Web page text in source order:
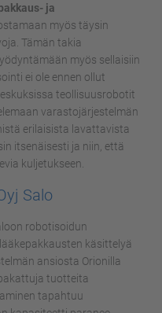
ja
myös täysin
Tämän takia
myös sellaisiin
ei ole ennen ollut
teollisuusrobotit
varastojärjestelmän
erilaisista lavattavista
itsenäisesti ja niin, että
kuljetukseen.
Salo
robotisoidun
käsittelyä
ansiosta Orionilla
tuotteita
tapahtuu